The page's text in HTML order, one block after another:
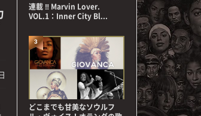
連載 ‼ Marvin Lover.
VOL.1：Inner City Bl...
どこまでも甘美なソウルフ
3